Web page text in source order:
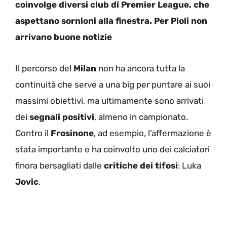
coinvolge diversi club di Premier League, che
aspettano sornioni alla finestra. Per Pioli non
arrivano buone notizie
Il percorso del Milan non ha ancora tutta la
continuità che serve a una big per puntare ai suoi
massimi obiettivi, ma ultimamente sono arrivati
dei segnali positivi, almeno in campionato.
Contro il Frosinone, ad esempio, l’affermazione è
stata importante e ha coinvolto uno dei calciatori
finora bersagliati dalle critiche dei tifosi: Luka
Jovic.